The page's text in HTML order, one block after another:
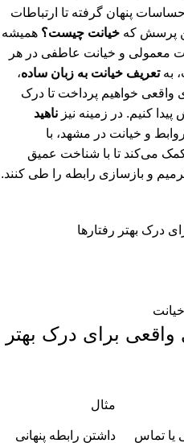
پنهان گرفته تا ارتباطات
پرسش که خیانت چیست؟ همیشه
معمولی و خیانت عاطفی در هر
بهتعریف خیانت به زبان ساده،
واقعی خواهیم پرداخت تا درک
پیدا کنیم. در زمینه نیز ناهید
و خیانت در مشهد، با
می‌کند تا با شناخت عمیق
و بازسازی رابطه را طی کنند.
درک بهتر رفتارها
واقعی برای درک بهتر
مثال
یا تماس
داشتن رابطه پنهانی